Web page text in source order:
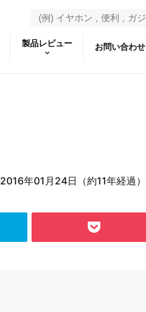
製品レビュー お問い合わせ
2016年01月24日（約11年経過）